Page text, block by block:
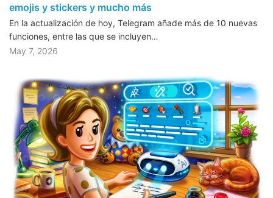
emojis y stickers y mucho más
En la actualización de hoy, Telegram añade más de 10 nuevas
funciones, entre las que se incluyen…
May 7, 2026